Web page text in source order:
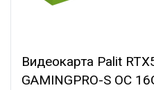
Видеокарта Palit
GAMINGPRO-S OC